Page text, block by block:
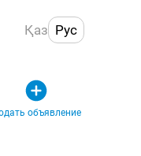
Қаз Рус
объявление